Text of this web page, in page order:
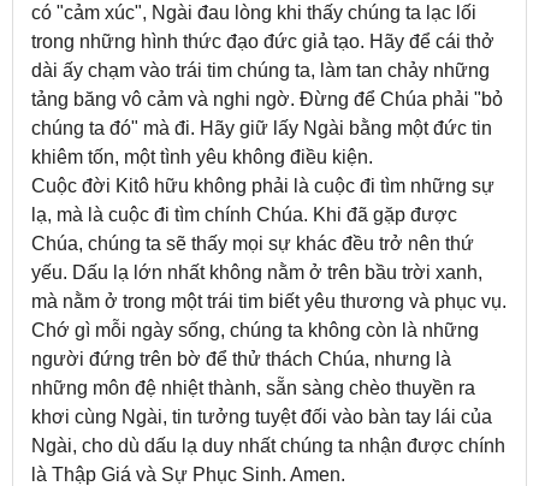
có "cảm xúc", Ngài đau lòng khi thấy chúng ta lạc lối
trong những hình thức đạo đức giả tạo. Hãy để cái thở
dài ấy chạm vào trái tim chúng ta, làm tan chảy những
tảng băng vô cảm và nghi ngờ. Đừng để Chúa phải "bỏ
chúng ta đó" mà đi. Hãy giữ lấy Ngài bằng một đức tin
khiêm tốn, một tình yêu không điều kiện.
Cuộc đời Kitô hữu không phải là cuộc đi tìm những sự
lạ, mà là cuộc đi tìm chính Chúa. Khi đã gặp được
Chúa, chúng ta sẽ thấy mọi sự khác đều trở nên thứ
yếu. Dấu lạ lớn nhất không nằm ở trên bầu trời xanh,
mà nằm ở trong một trái tim biết yêu thương và phục vụ.
Chớ gì mỗi ngày sống, chúng ta không còn là những
người đứng trên bờ để thử thách Chúa, nhưng là
những môn đệ nhiệt thành, sẵn sàng chèo thuyền ra
khơi cùng Ngài, tin tưởng tuyệt đối vào bàn tay lái của
Ngài, cho dù dấu lạ duy nhất chúng ta nhận được chính
là Thập Giá và Sự Phục Sinh. Amen.